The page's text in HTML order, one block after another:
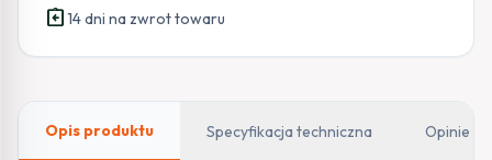
assignment_return14 dni na zwrot towaru
Opis produktu Specyfikacja techniczna Opinie